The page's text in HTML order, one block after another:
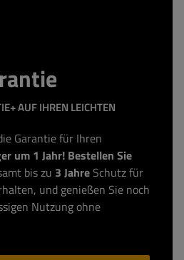
AUF IHREN LEICHTEN
Garantie für Ihren
um 1 Jahr! Bestellen Sie
bis zu 3 Jahre Schutz für
und genießen Sie noch
Nutzung ohne